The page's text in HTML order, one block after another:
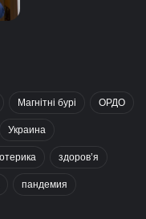
Магнітні бурі ОРДО
Украина
здоров’я
пандемия